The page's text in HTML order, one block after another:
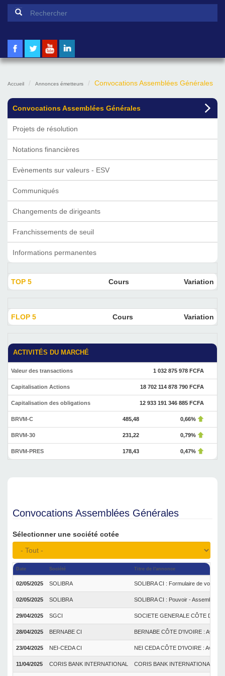
Formulaire de recherche
Accueil Annonces émetteurs Convocations Assemblées Générales
Convocations Assemblées Générales
Projets de résolution
Notations financières
Evènements sur valeurs - ESV
Communiqués
Changements de dirigeants
Franchissements de seuil
Informations permanentes
TOP 5 Cours Variation
FLOP 5 Cours Variation
ACTIVITÉS DU MARCHÉ
Valeur des transactions 1 032 875 978 FCFA
Capitalisation Actions 18 702 114 878 790 FCFA
Capitalisation des obligations 12 933 191 346 885 FCFA
BRVM-C 485,48 0,66%
BRVM-30 231,22 0,79%
BRVM-PRES 178,43 0,47%
Convocations Assemblées Générales
Sélectionner une société cotée
Date Société Titre de l'annonce
02/05/2025 SOLIBRA SOLIBRA CI : Formulaire de vote
02/05/2025 SOLIBRA SOLIBRA CI : Pouvoir - Assemblée
29/04/2025 SGCI SOCIETE GENERALE CÔTE
28/04/2025 BERNABE CI BERNABE CÔTE D'IVOIRE : Avis
23/04/2025 NEI-CEDA CI NEI CEDA CÔTE D'IVOIRE : Avis
11/04/2025 CORIS BANK INTERNATIONAL CORIS BANK INTERNATIONAL